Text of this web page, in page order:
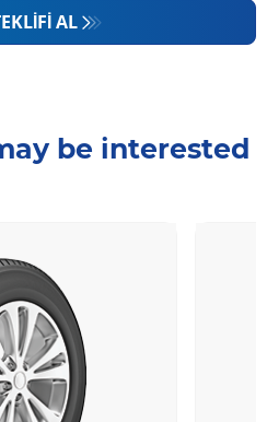
AL
be interested